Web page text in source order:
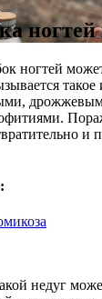
ногтей
и
недуг